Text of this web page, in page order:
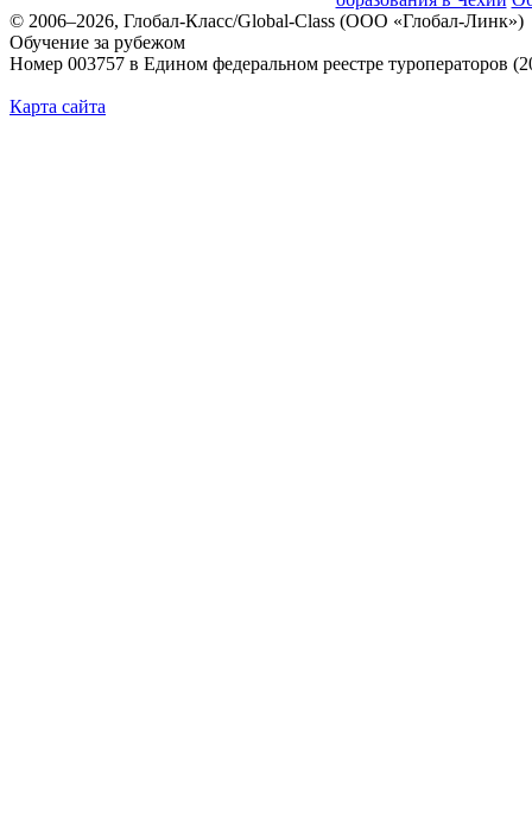
© 2006–2026, Глобал-Класс/Global-Class (ООО «Глобал-Линк»)
Обучение за рубежом
Номер 003757 в Едином федеральном реестре туроператоров
Карта сайта